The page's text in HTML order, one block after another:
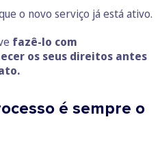
o novo serviço já está ativo.
fazê-lo com
os seus direitos antes
é sempre o